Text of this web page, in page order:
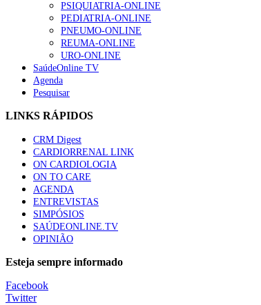
“Os programas de rastreio do cancro do pulmão
93 visualizações
Quase quatro em cada dez doentes com enfarte
Trodelvy aprovado para primeira linha no
61 visualizações
MAIS NOTÍCIAS
2 Dez, 2024
PSIQUIATRIA-ONLINE
PEDIATRIA-ONLINE
PNEUMO-ONLINE
REUMA-ONLINE
URO-ONLINE
SaúdeOnline TV
Agenda
Pesquisar
LINKS RÁPIDOS
CRM Digest
CARDIORRENAL LINK
ON CARDIOLOGIA
ON TO CARE
AGENDA
ENTREVISTAS
SIMPÓSIOS
SAÚDEONLINE.TV
OPINIÃO
Esteja sempre informado
Facebook
Twitter